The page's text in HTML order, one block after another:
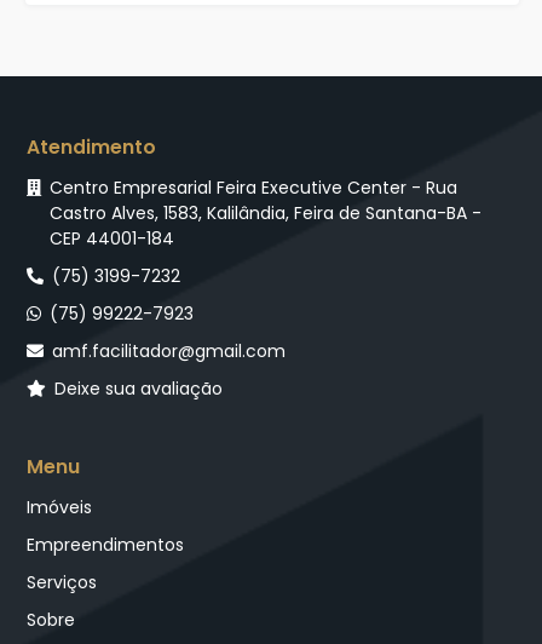
Atendimento
Centro Empresarial Feira Executive Center - Rua
Castro Alves, 1583, Kalilândia, Feira de Santana-BA -
CEP 44001-184
(75) 3199-7232
(75) 99222-7923
amf.facilitador@gmail.com
Deixe sua avaliação
Menu
Imóveis
Empreendimentos
Serviços
Sobre